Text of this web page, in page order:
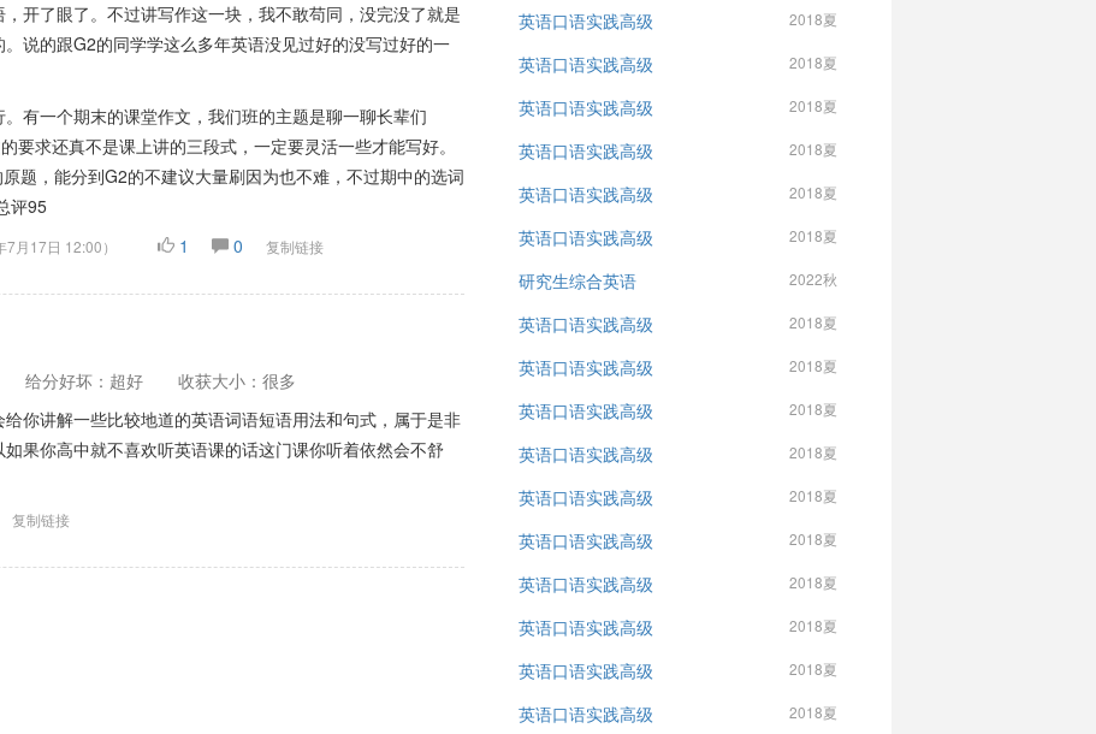
开了眼了。不过讲写作这一块，我不敢苟同，没完没了就是
说的跟G2的同学学这么多年英语没见过好的没写过好的一
有一个期末的课堂作文，我们班的主题是聊一聊长辈们
要求还真不是课上讲的三段式，一定要灵活一些才能写好。
题，能分到G2的不建议大量刷因为也不难，不过期中的选词
评95
7月17日 12:00） 1 0 复制链接
给分好坏：超好
收获大小：很多
你讲解一些比较地道的英语词语短语用法和句式，属于是非
果你高中就不喜欢听英语课的话这门课你听着依然会不舒
复制链接
英语口语实践高级 2018夏
英语口语实践高级 2018夏
英语口语实践高级 2018夏
英语口语实践高级 2018夏
英语口语实践高级 2018夏
英语口语实践高级 2018夏
研究生综合英语 2022秋
英语口语实践高级 2018夏
英语口语实践高级 2018夏
英语口语实践高级 2018夏
英语口语实践高级 2018夏
英语口语实践高级 2018夏
英语口语实践高级 2018夏
英语口语实践高级 2018夏
英语口语实践高级 2018夏
英语口语实践高级 2018夏
英语口语实践高级 2018夏